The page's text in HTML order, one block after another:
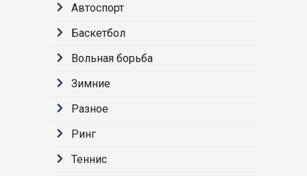
Автоспорт
Баскетбол
Вольная борьба
Зимние
Разное
Ринг
Теннис